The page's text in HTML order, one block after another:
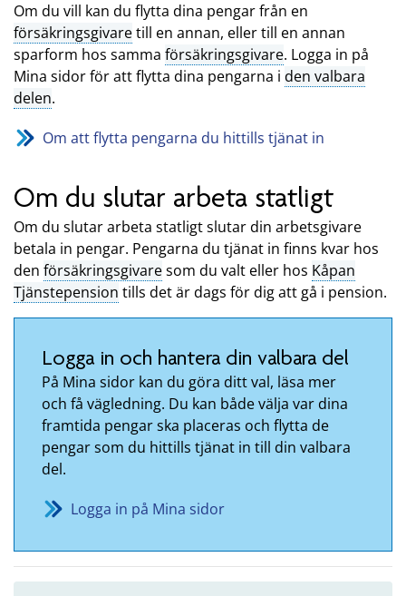
Om du vill kan du flytta dina pengar från en
försäkringsgivaretill en annan, eller till en annan
sparform hos samma försäkringsgivare. Logga in på
Mina sidor för att flytta dina pengarna i den valbara
delen.
Om att flytta pengarna du hittills tjänat in
Om du slutar arbeta statligt
Om du slutar arbeta statligt slutar din arbetsgivare
betala in pengar. Pengarna du tjänat in finns kvar hos
den försäkringsgivaresom du valt eller hos Kåpan
Tjänstepension tills det är dags för dig att gå i pension.
Logga in och hantera din valbara del
På Mina sidor kan du göra ditt val, läsa mer
och få vägledning. Du kan både välja var dina
framtida pengar ska placeras och flytta de
pengar som du hittills tjänat in till din valbara
del.
Logga in på Mina sidor